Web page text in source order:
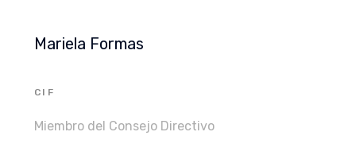
Mariela Formas
CIF
Miembro del Consejo Directivo